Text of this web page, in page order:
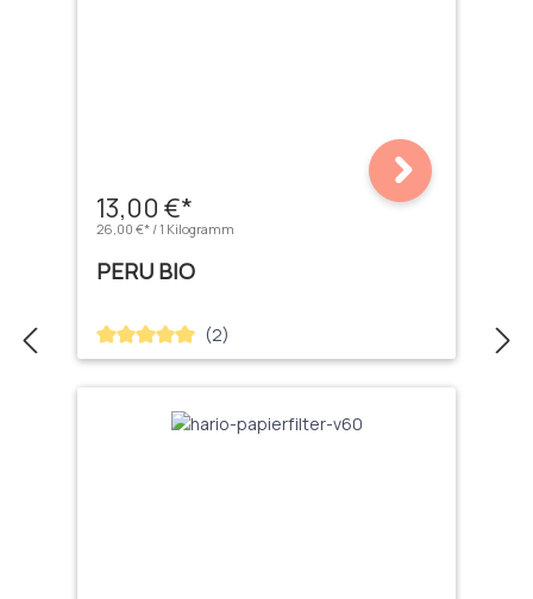
13,00 €*
26,00 €* / 1 Kilogramm
PERU BIO
Durchschnittliche Bewertung von 5 von 5 Sternen
(2)